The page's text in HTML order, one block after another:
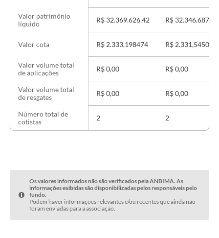
Valor patrimônio
líquido
Valor cota
Valor volume total
de aplicações
Valor volume total
de resgates
Número total de
cotistas
R$ 32.369.626,42
R$ 2.333,198474
R$ 0,00
R$ 0,00
2
R$ 32.346.687,16
R$ 2.331,545015
R$ 0,00
R$ 0,00
2
Os valores informados não são verificados pela ANBIMA. As
informações exibidas são disponibilizadas pelos responsáveis pelo
fundo.
Podem haver informações relevantes e/ou recentes que ainda não
foram enviadas para a associação.